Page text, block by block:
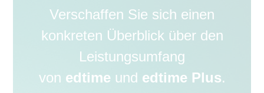
Verschaffen Sie sich einen
konkreten Überblick über den
Leistungsumfang
von edtimeund edtime Plus.